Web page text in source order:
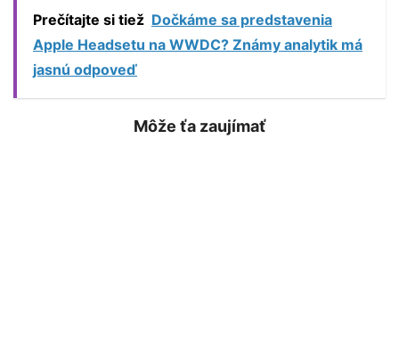
Prečítajte si tiež Dočkáme sa predstavenia
Apple Headsetu na WWDC? Známy analytik má
jasnú odpoveď
Môže ťa zaujímať